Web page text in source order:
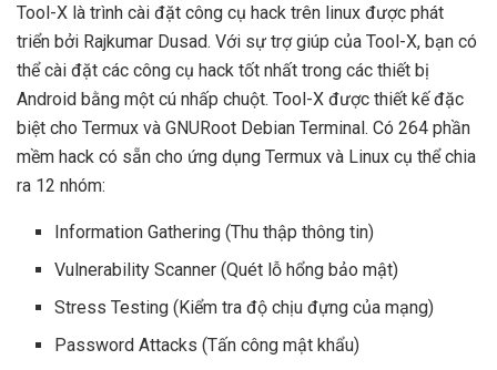
Tool-X là trình cài đặt công cụ hack trên linux được phát
triển bởi Rajkumar Dusad. Với sự trợ giúp của Tool-X, bạn có
thể cài đặt các công cụ hack tốt nhất trong các thiết bị
Android bằng một cú nhấp chuột. Tool-X được thiết kế đặc
biệt cho Termux và GNURoot Debian Terminal. Có 264 phần
mềm hack có sẵn cho ứng dụng Termux và Linux cụ thể chia
ra 12 nhóm:
Information Gathering (Thu thập thông tin)
Vulnerability Scanner (Quét lỗ hổng bảo mật)
Stress Testing (Kiểm tra độ chịu đựng của mạng)
Password Attacks (Tấn công mật khẩu)